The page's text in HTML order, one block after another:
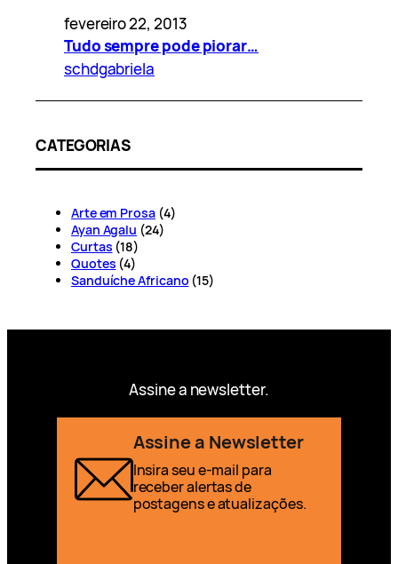
fevereiro 22, 2013
Tudo sempre pode piorar…
schdgabriela
CATEGORIAS
Arte em Prosa(4)
Ayan Agalu (24)
Curtas (18)
Quotes (4)
Sanduíche Africano (15)
Assine a newsletter.
Assine a Newsletter
Insira seu e-mail para
receber alertas de
postagens e atualizações.